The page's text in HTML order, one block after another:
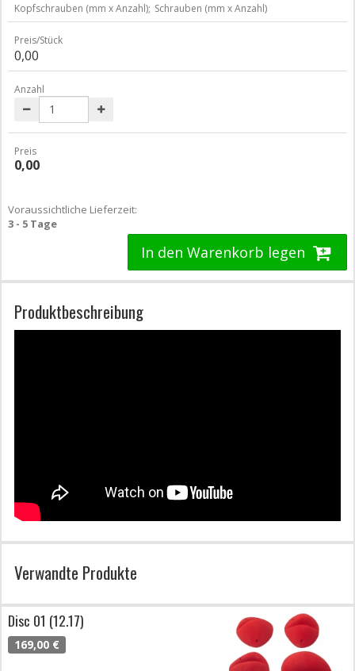
Kopfschrauben (mm x Anzahl); Schrauben (mm x Anzahl)
Preis/Stück
0,00
Anzahl
Preis
0,00
Voraussichtliche Lieferzeit:
3 - 5 Tage
In den Warenkorb legen
Produktbeschreibung
Verwandte Produkte
Disc 01 (12.17)
169,00 €